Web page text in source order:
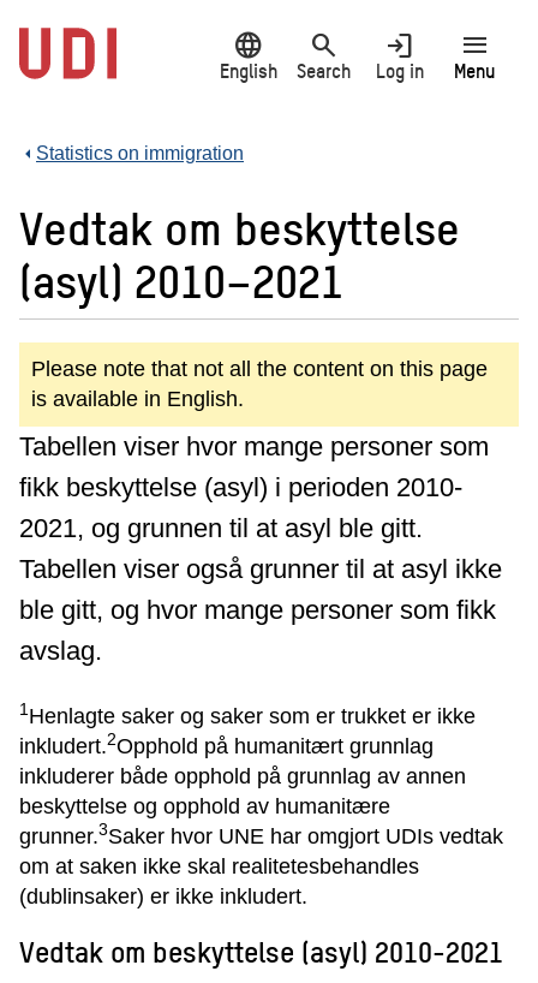
main
content
language
English
search
Search
login
Log in
menu
Menu
Statistics on immigration
Vedtak om beskyttelse
(asyl) 2010–2021
Please note that not all the content on this page
is available in English.
Tabellen viser hvor mange personer som
fikk beskyttelse (asyl) i perioden 2010-
2021, og grunnen til at asyl ble gitt.
Tabellen viser også grunner til at asyl ikke
ble gitt, og hvor mange personer som fikk
avslag.
1Henlagte saker og saker som er trukket er ikke
inkludert.2Opphold på humanitært grunnlag
inkluderer både opphold på grunnlag av annen
beskyttelse og opphold av humanitære
grunner.3Saker hvor UNE har omgjort UDIs vedtak
om at saken ikke skal realitetesbehandles
(dublinsaker) er ikke inkludert.
Vedtak om beskyttelse (asyl) 2010-2021